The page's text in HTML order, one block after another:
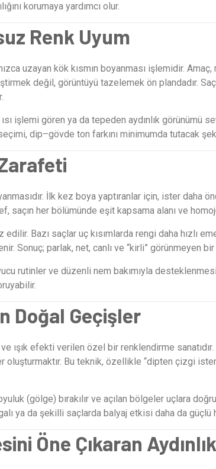
korumaya yardımcı olur.
Renk Uyum
uzayan kök kısmın boyanması işlemidir.
değil, görüntüyü tazelemek ön plandadır.
işlemi gören ya da tepeden aydınlık görünümü
dip–gövde ton farkını minimumda tutacak
İlk kez boya yaptıranlar için, ister daha
saçın her bölümünde eşit kapsama alanı ve
Bazı saçlar uç kısımlarda rengi daha hızlı
Sonuç; parlak, net, canlı ve “kirli” görünmeyen
rutinler ve düzenli nem bakımıyla
Doğal Geçişler
ışık efekti verilen özel bir renklendirme
Bu teknik, özellikle “dipten çizgi
(gölge) bırakılır ve açılan bölgeler uçlara
ya da şekilli saçlarda balyaj etkisi daha da güçlü
Öne Çıkaran